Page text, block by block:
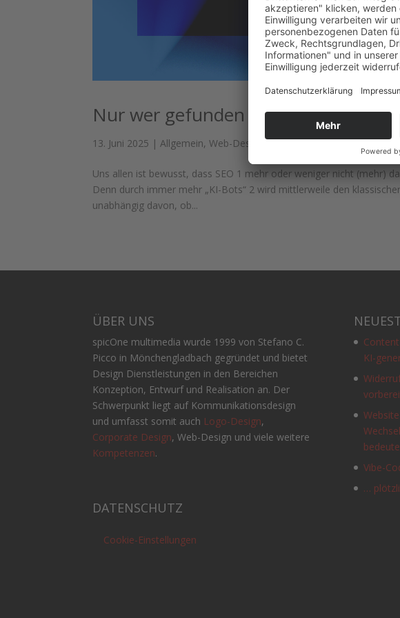
Nur wer gefunden wird, kann sich
13. Juni 2025 | Allgemein,Web-Design
Uns allen ist bewusst, dass SEO 1 mehr oder weniger nicht (mehr)
Denn durch immer mehr „KI-Bots“ 2 wird mittlerweile den
unabhängig davon, ob...
ÜBER UNS
spicOne multimedia wurde 1999 von Stefano C.
Picco in Mönchengladbach gegründet und bietet
Design Dienstleistungen in den Bereichen
Konzeption, Entwurf und Realisation an. Der
Schwerpunkt liegt auf Kommunikationsdesign
und umfasst somit auch Logo-Design,
Corporate Design, Web-Design und viele weitere
Kompetenzen.
DATENSCHUTZ
Cookie-Einstellungen
KI-
Vibe-
…